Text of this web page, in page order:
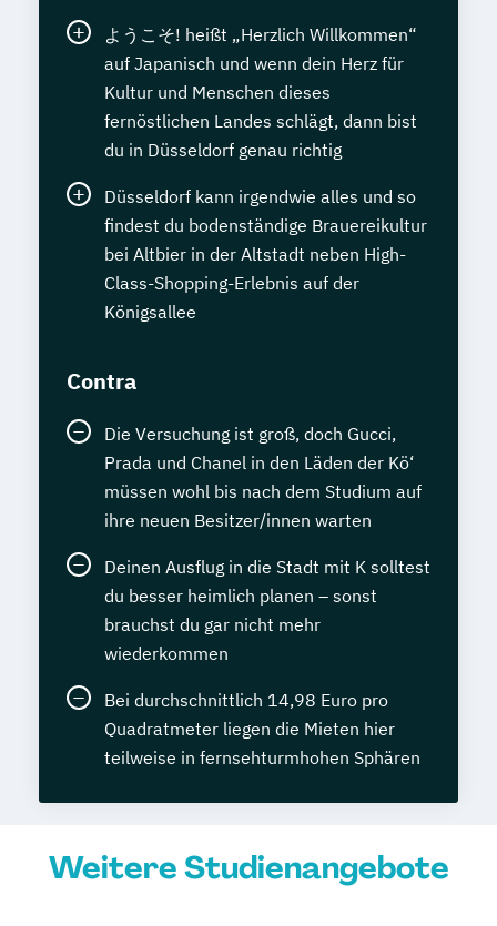
ようこそ! heißt „Herzlich Willkommen“
auf Japanisch und wenn dein Herz für
Kultur und Menschen dieses
fernöstlichen Landes schlägt, dann bist
du in Düsseldorf genau richtig
Düsseldorf kann irgendwie alles und so
findest du bodenständige Brauereikultur
bei Altbier in der Altstadt neben High-
Class-Shopping-Erlebnis auf der
Königsallee
Contra
Die Versuchung ist groß, doch Gucci,
Prada und Chanel in den Läden der Kö‘
müssen wohl bis nach dem Studium auf
ihre neuen Besitzer/innen warten
Deinen Ausflug in die Stadt mit K solltest
du besser heimlich planen – sonst
brauchst du gar nicht mehr
wiederkommen
Bei durchschnittlich 14,98 Euro pro
Quadratmeter liegen die Mieten hier
teilweise in fernsehturmhohen Sphären
Weitere Studienangebote